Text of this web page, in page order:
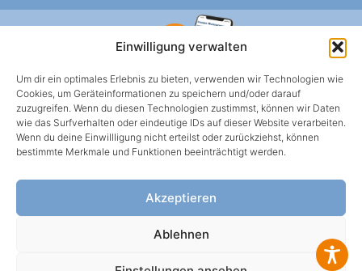
Einwilligung verwalten
Um dir ein optimales Erlebnis zu bieten, verwenden wir Technologien wie
Cookies, um Geräteinformationen zu speichern und/oder darauf
zuzugreifen. Wenn du diesen Technologien zustimmst, können wir Daten
wie das Surfverhalten oder eindeutige IDs auf dieser Website verarbeiten.
Wenn du deine Einwillligung nicht erteilst oder zurückziehst, können
bestimmte Merkmale und Funktionen beeinträchtigt werden.
Akzeptieren
Ablehnen
HWS BERLIN APP
Mietangelegenheiten oder Schadens-meldungen
einfach über die App klären.
WEBBROWSER